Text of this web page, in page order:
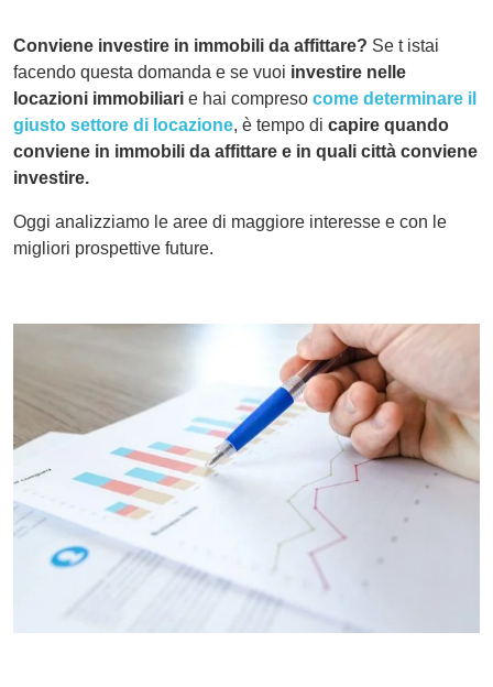
Conviene investire in immobili da affittare? Se t istai
facendo questa domanda e se vuoi investire nelle
locazioni immobiliari e hai compreso come determinare il
giusto settore di locazione, è tempo di capire quando
conviene in immobili da affittare e in quali città conviene
investire.
Oggi analizziamo le aree di maggiore interesse e con le
migliori prospettive future.